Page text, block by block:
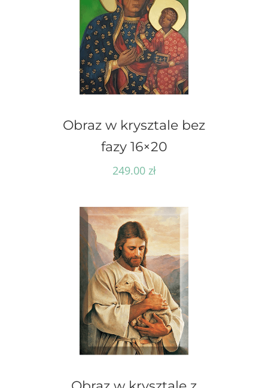
Obraz w krysztale bez
fazy 16×20
249.00 zł